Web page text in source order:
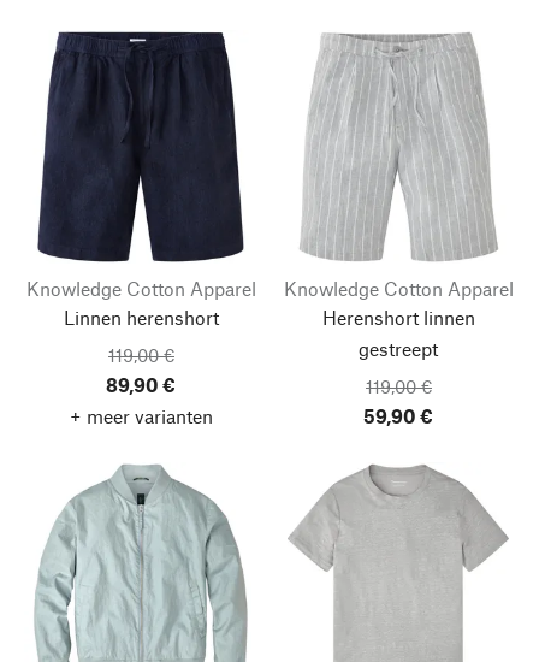
Knowledge Cotton Apparel
Linnen herenshort
119,00 €
89,90 €
+ meer varianten
Knowledge Cotton Apparel
Herenshort linnen
gestreept
119,00 €
59,90 €